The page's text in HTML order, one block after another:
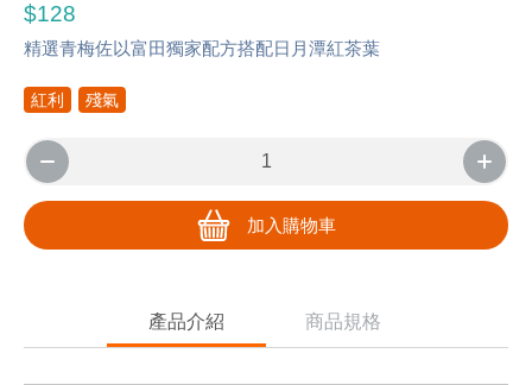
$128
精選青梅佐以富田獨家配方搭配日月潭紅茶葉
紅利 殘氣
加入購物車
產品介紹 商品規格